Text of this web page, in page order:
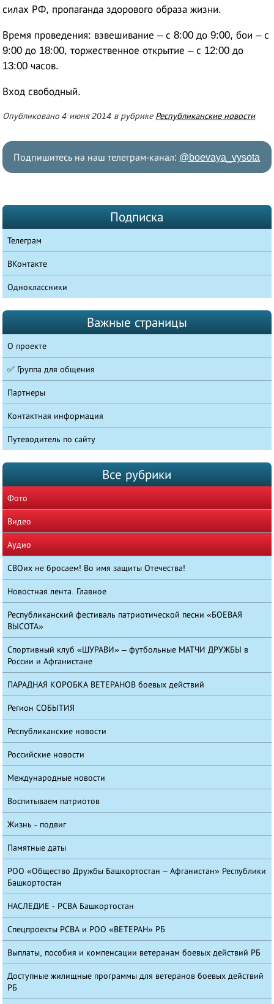
силах РФ, пропаганда здорового образа жизни.
Время проведения: взвешивание – с 8:00 до 9:00, бои – с
9:00 до 18:00, торжественное открытие – с 12:00 до
13:00 часов.
Вход свободный.
Опубликовано 4 июня 2014 в рубрике Республиканские новости
Подпишитесь на наш телеграм-канал: @boevaya_vysota
Подписка
Телеграм
ВКонтакте
Одноклассники
Важные страницы
О проекте
✅ Группа для общения
Партнеры
Контактная информация
Путеводитель по сайту
Все рубрики
Фото
Видео
Аудио
СВОих не бросаем! Во имя защиты Отечества!
Новостная лента. Главное
Республиканский фестиваль патриотической песни «БОЕВАЯ
ВЫСОТА»
Спортивный клуб «ШУРАВИ» – футбольные МАТЧИ ДРУЖБЫ в
России и Афганистане
ПАРАДНАЯ КОРОБКА ВЕТЕРАНОВ боевых действий
Регион СОБЫТИЯ
Республиканские новости
Российские новости
Международные новости
Воспитываем патриотов
Жизнь - подвиг
Памятные даты
РОО «Общество Дружбы Башкортостан – Афганистан» Республики
Башкортостан
НАСЛЕДИЕ - РСВА Башкортостан
Спецпроекты РСВА и РОО «ВЕТЕРАН» РБ
Выплаты, пособия и компенсации ветеранам боевых действий РБ
Доступные жилищные программы для ветеранов боевых действий
РБ